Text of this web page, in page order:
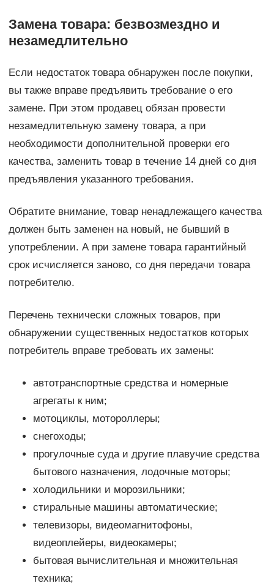
Замена товара: безвозмездно и
незамедлительно
Если недостаток товара обнаружен после покупки,
вы также вправе предъявить требование о его
замене. При этом продавец обязан провести
незамедлительную замену товара, а при
необходимости дополнительной проверки его
качества, заменить товар в течение 14 дней со дня
предъявления указанного требования.
Обратите внимание, товар ненадлежащего качества
должен быть заменен на новый, не бывший в
употреблении. А при замене товара гарантийный
срок исчисляется заново, со дня передачи товара
потребителю.
Перечень технически сложных товаров, при
обнаружении существенных недостатков которых
потребитель вправе требовать их замены:
автотранспортные средства и номерные
агрегаты к ним;
мотоциклы, мотороллеры;
снегоходы;
прогулочные суда и другие плавучие средства
бытового назначения, лодочные моторы;
холодильники и морозильники;
стиральные машины автоматические;
телевизоры, видеомагнитофоны,
видеоплейеры, видеокамеры;
бытовая вычислительная и множительная
техника;